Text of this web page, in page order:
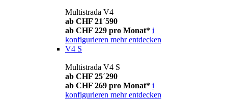
Multistrada V4
ab CHF 21´590
ab CHF 229 pro Monat* i
konfigurieren mehr entdecken
V4 S
Multistrada V4 S
ab CHF 25´290
ab CHF 269 pro Monat* i
konfigurieren mehr entdecken